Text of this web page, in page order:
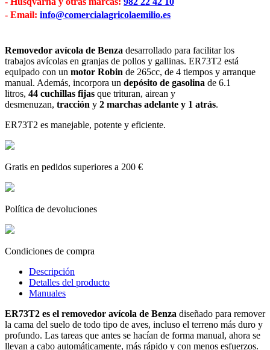
- Email: info@comercialagricolaemilio.es
Removedor avícola de Benza desarrollado para facilitar los
trabajos avícolas en granjas de pollos y gallinas. ER73T2 está
equipado con un motor Robin de 265cc, de 4 tiempos y arranque
manual. Además, incorpora un depósito de gasolina de 6.1
litros, 44 cuchillas fijas que trituran, airean y
desmenuzan, tracción y 2 marchas adelante y 1 atrás.
ER73T2 es manejable, potente y eficiente.
Gratis en pedidos superiores a 200 €
Política de devoluciones
Condiciones de compra
Descripción
Detalles del producto
Manuales
ER73T2 es el removedor avícola de Benza diseñado para remover
la cama del suelo de todo tipo de aves, incluso el terreno más duro y
profundo. Las tareas que antes se hacían de forma manual, ahora se
llevan a cabo automáticamente, más rápido y con menos esfuerzos.